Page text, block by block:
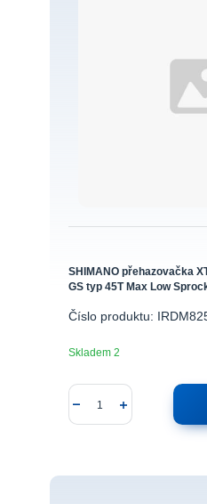
SHIMANO přehazovačka
GS typ 45T Max Low
Číslo produktu:
Skladem 2